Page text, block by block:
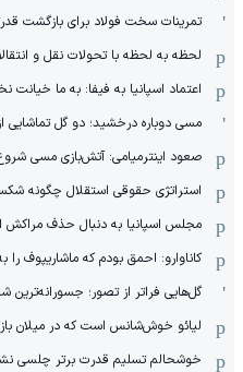
تمرینات سخت فولاد برای بازگشت
لحظه به لحظه با تحولات نقل و
اعتماد اسپانیا به فیفا: به ما خیانت
مسی دوباره درخشید؛ دو گل تماشایی
صعود اینترمیامی: آتش‌بازی مسی
استراتژی حقوقی استقلال چگونه
مجلس اسپانیا به دنبال حذف مراکش از
کاناوارو: احمق بودم که ماشاریپوف را
گل‌هایی فراتر از تصور؛ جسورانه‌ترین
لیائو خوش‌شانس است که در میلان
خوشحالم تسلیم قدرت برتر چلسی